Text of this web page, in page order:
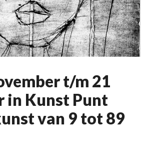
t/m 21
in Kunst Punt
van 9 tot 89